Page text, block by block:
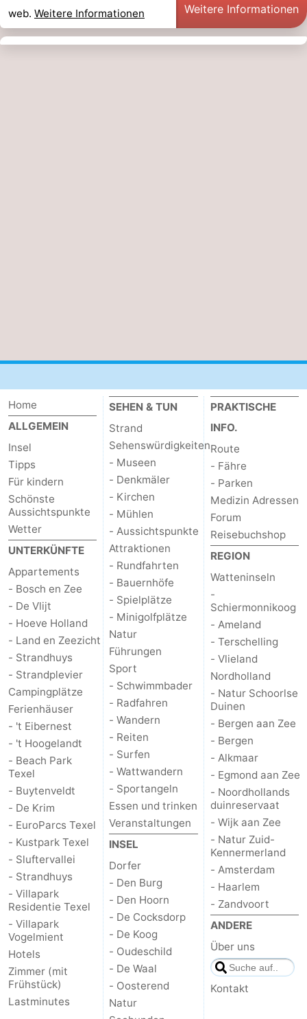
web. Weitere Informationen Weitere Informationen
Home
ALLGEMEIN
Insel
Tipps
Für kindern
Schönste
Aussichtspunkte
Wetter
UNTERKÜNFTE
Appartements
- Bosch en Zee
- De Vlijt
- Hoeve Holland
- Land en Zeezicht
- Strandhuys
- Strandplevier
Campingplätze
Ferienhäuser
- 't Eibernest
- 't Hoogelandt
- Beach Park
Texel
- Buytenveldt
- De Krim
- EuroParcs Texel
- Kustpark Texel
- Sluftervallei
- Strandhuys
- Villapark
Residentie Texel
- Villapark
Vogelmient
Hotels
Zimmer (mit
Frühstück)
Lastminutes
SEHEN & TUN
Strand
Sehenswürdigkeiten
- Museen
- Denkmäler
- Kirchen
- Mühlen
- Aussichtspunkte
Attraktionen
- Rundfahrten
- Bauernhöfe
- Spielplätze
- Minigolfplätze
Natur
Führungen
Sport
- Schwimmbader
- Radfahren
- Wandern
- Reiten
- Surfen
- Wattwandern
- Sportangeln
Essen und trinken
Veranstaltungen
INSEL
Dorfer
- Den Burg
- Den Hoorn
- De Cocksdorp
- De Koog
- Oudeschild
- De Waal
- Oosterend
Natur
PRAKTISCHE
INFO.
Route
- Fähre
- Parken
Medizin Adressen
Forum
Reisebuchshop
REGION
Watteninseln
-
Schiermonnikoog
- Ameland
- Terschelling
- Vlieland
Nordholland
- Natur Schoorlse
Duinen
- Bergen aan Zee
- Bergen
- Alkmaar
- Egmond aan Zee
- Noordhollands
duinreservaat
- Wijk aan Zee
- Natur Zuid-
Kennermerland
- Amsterdam
- Haarlem
- Zandvoort
ANDERE
Über uns
Kontakt